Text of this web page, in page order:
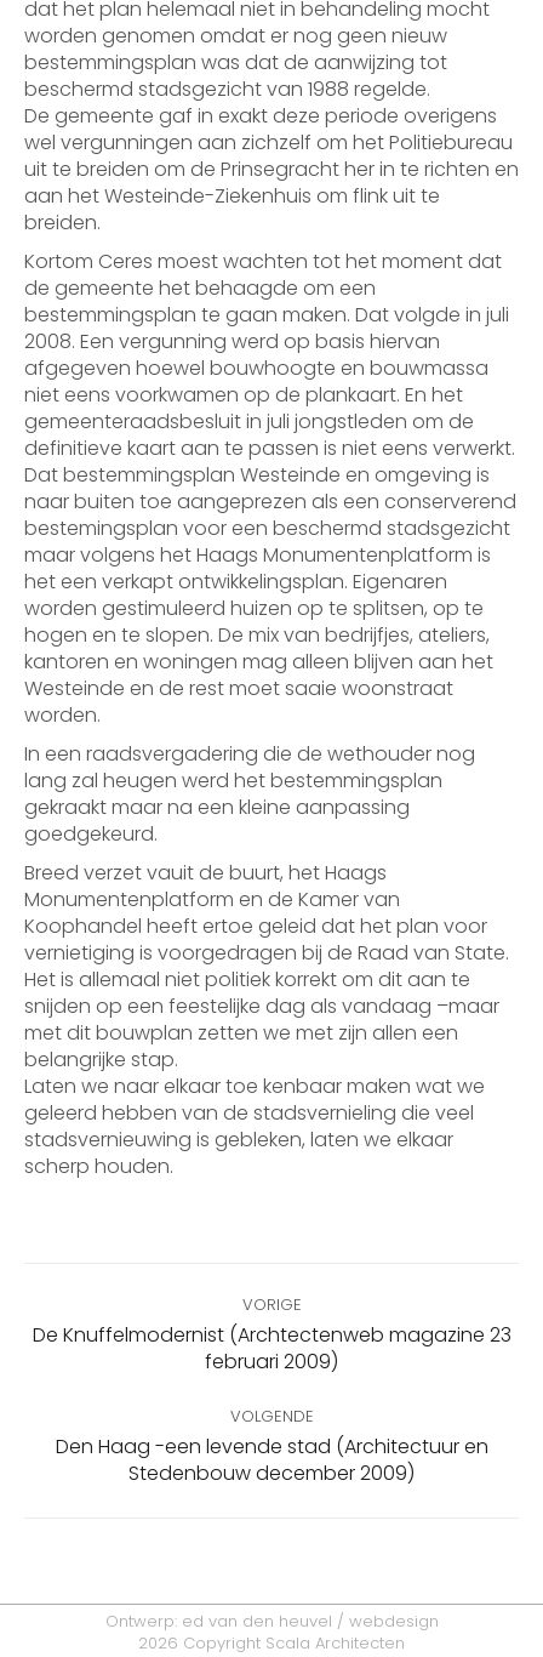
dat het plan helemaal niet in behandeling mocht
worden genomen omdat er nog geen nieuw
bestemmingsplan was dat de aanwijzing tot
beschermd stadsgezicht van 1988 regelde.
De gemeente gaf in exakt deze periode overigens
wel vergunningen aan zichzelf om het Politiebureau
uit te breiden om de Prinsegracht her in te richten en
aan het Westeinde-Ziekenhuis om flink uit te
breiden.
Kortom Ceres moest wachten tot het moment dat
de gemeente het behaagde om een
bestemmingsplan te gaan maken. Dat volgde in juli
2008. Een vergunning werd op basis hiervan
afgegeven hoewel bouwhoogte en bouwmassa
niet eens voorkwamen op de plankaart. En het
gemeenteraadsbesluit in juli jongstleden om de
definitieve kaart aan te passen is niet eens verwerkt.
Dat bestemmingsplan Westeinde en omgeving is
naar buiten toe aangeprezen als een conserverend
bestemingsplan voor een beschermd stadsgezicht
maar volgens het Haags Monumentenplatform is
het een verkapt ontwikkelingsplan. Eigenaren
worden gestimuleerd huizen op te splitsen, op te
hogen en te slopen. De mix van bedrijfjes, ateliers,
kantoren en woningen mag alleen blijven aan het
Westeinde en de rest moet saaie woonstraat
worden.
In een raadsvergadering die de wethouder nog
lang zal heugen werd het bestemmingsplan
gekraakt maar na een kleine aanpassing
goedgekeurd.
Breed verzet vauit de buurt, het Haags
Monumentenplatform en de Kamer van
Koophandel heeft ertoe geleid dat het plan voor
vernietiging is voorgedragen bij de Raad van State.
Het is allemaal niet politiek korrekt om dit aan te
snijden op een feestelijke dag als vandaag –maar
met dit bouwplan zetten we met zijn allen een
belangrijke stap.
Laten we naar elkaar toe kenbaar maken wat we
geleerd hebben van de stadsvernieling die veel
stadsvernieuwing is gebleken, laten we elkaar
scherp houden.
navigatie
VORIGE
Vorig
bericht
De Knuffelmodernist (Archtectenweb magazine 23
februari 2009)
VOLGENDE
Volgend
bericht
Den Haag -een levende stad (Architectuur en
Stedenbouw december 2009)
Ontwerp: ed van den heuvel / webdesign
2026 Copyright Scala Architecten